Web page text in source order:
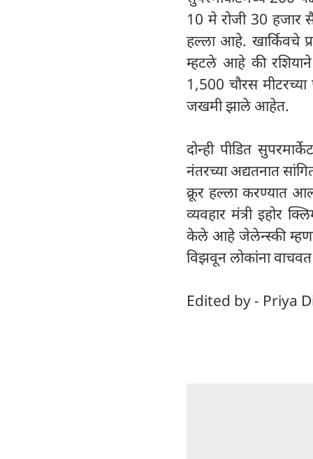
10 मे रोजी 30 हजार
हल्ला आहे. खार्किवचे
म्हटले आहे की
1,500 चौरस
जखमी झाले आहेत.
दोन्ही पीडित
नंतरच्या अद्यतनात
क्रूर हल्ला करण्यात
व्यवहार मंत्री इहोर
केले आहे जेलेन्स्की
विझवून लोकांना
Edited by - Priya